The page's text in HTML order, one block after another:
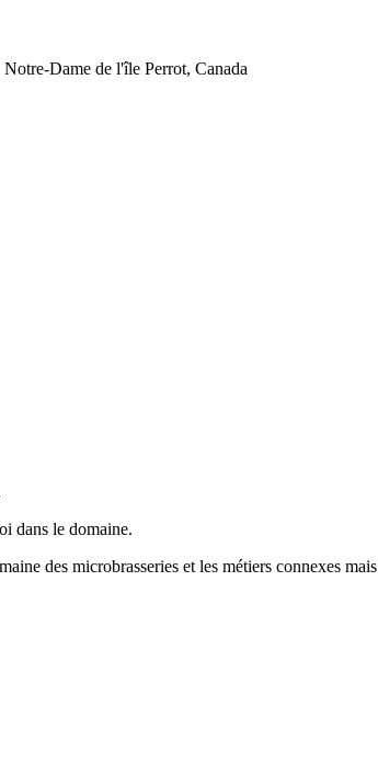
Dame de l'île Perrot, Canada
dans le domaine.
des microbrasseries et les métiers connexes